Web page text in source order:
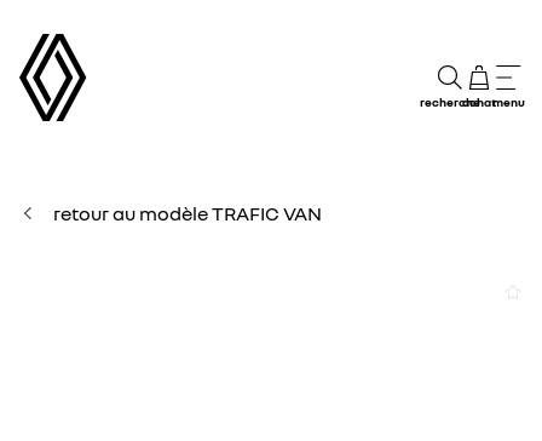
rechercheachatmenu
retour au modèle TRAFIC VAN